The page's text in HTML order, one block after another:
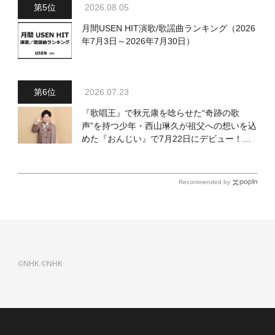
2026.08.05
月間USEN HIT演歌/歌謡曲ランキング（2026
年7月3日～2026年7月30日）
2026.07.23
『歌唱王』で秋元康を唸らせた“奇跡の歌
声”を持つ少年・西山琳久が祖父への想いを込
めた『おんじい』で7月22日にデビュー！
Recommended by
©NHK©NHK